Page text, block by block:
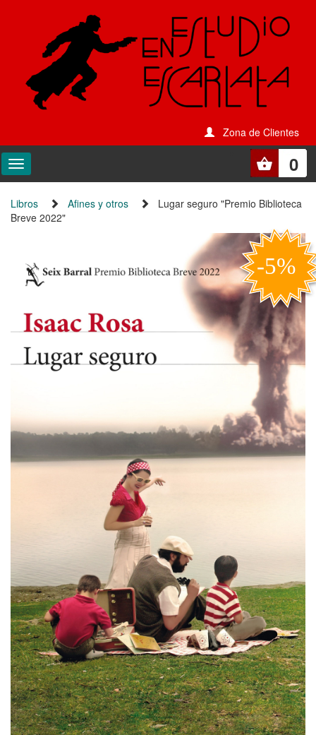
Zona de Clientes
0
Libros Afines y otros
Lugar seguro "Premio Biblioteca
Breve 2022"